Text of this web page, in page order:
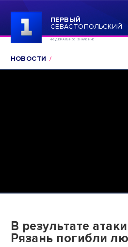
ПЕРВЫЙ
СЕВАСТОПОЛЬСКИЙ
ФЕДЕРАЛЬНОЕ ЗНАЧЕНИЕ
НОВОСТИ
В результате
Рязань погибли